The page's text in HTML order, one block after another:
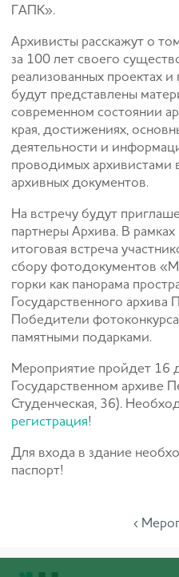
ГАПК».
Архивисты расскажут о
за 100 лет своего
реализованных проектах
будут представлены
современном состоянии
края, достижениях,
деятельности и
проводимых архивистами
архивных документов.
На встречу будут
партнеры Архива. В
итоговая встреча
сбору фотодокументов
горки как панорама
Государственного архива
Победители
памятными подарками.
Мероприятие пройдет 16
Государственном архиве
Студенческая, 36).
регистрация!
Для входа в здание
паспорт!
‹